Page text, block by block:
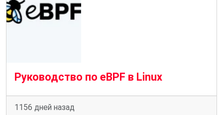
Руководство по eBPF в Linux
1156 дней назад